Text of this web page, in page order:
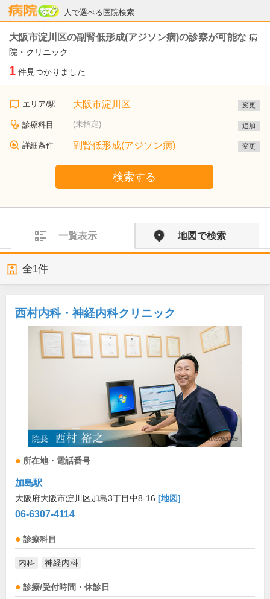
人で選べる医院検索
病院なび
大阪市淀川区の副腎低形成(アジソン病)の診察が可能な 病
院・クリニック
1 件見つかりました
エリア/駅 大阪市淀川区 変更
診療科目 (未指定) 追加
詳細条件 副腎低形成(アジソン病) 変更
検索する
一覧表示 地図で検索
全1件
西村内科・神経内科クリニック
所在地・電話番号
加島駅
大阪府大阪市淀川区加島3丁目中8-16 [地図]
06-6307-4114
診療科目
内科 神経内科
診療/受付時間・休診日